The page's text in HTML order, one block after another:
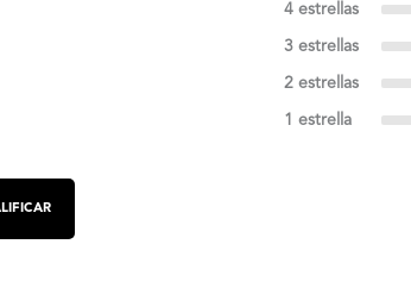
4 estrellas
3 estrellas
2 estrellas
1 estrella